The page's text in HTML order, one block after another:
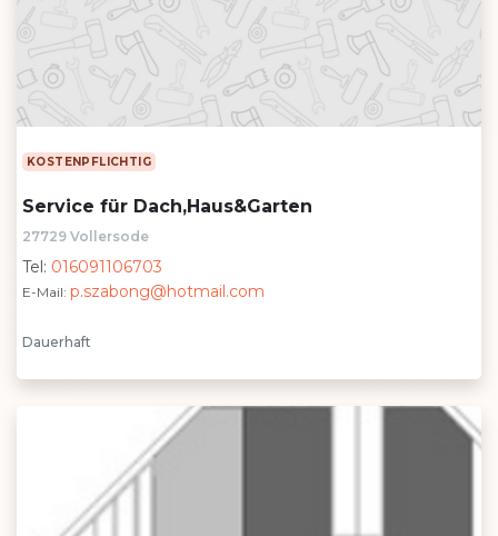
KOSTENPFLICHTIG
Service für Dach,Haus&Garten
27729 Vollersode
Tel: 016091106703
E-Mail: p.szabong@hotmail.com
Dauerhaft